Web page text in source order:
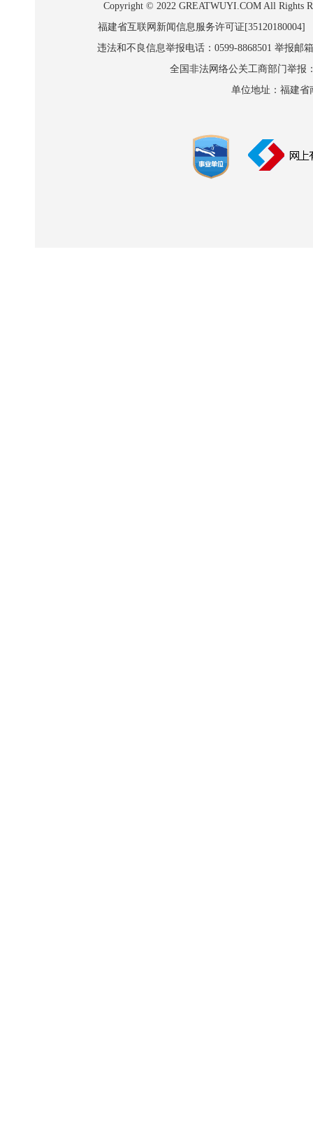
Copyright © 2022 GREATWUYI.COM All Rights
福建省互联网新闻信息服务许可证
违法和不良信息举报电话：0599-8868501 举报邮
全国非法网络公关工商部门举报
单位地址：福建省